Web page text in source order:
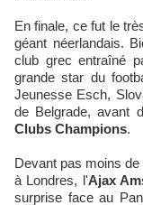
En finale, ce fut le
géant néerlandais.
club grec entraîné
grande star du
Jeunesse Esch,
de Belgrade, avant
Clubs Champions.
Devant pas moins
à Londres, l'Ajax
surprise face au